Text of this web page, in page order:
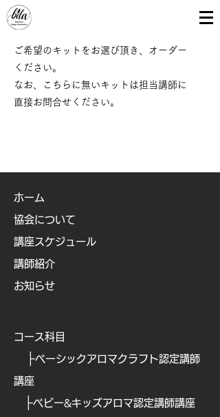
ご希望のキットをお選び頂き、オーダー
ください。
​なお、こちらに無いキットは担当講師に
直接お問合せください。
ホーム
協会について
講座スケジュール
講師紹介
お知らせ
コース科目
├ベーシックアロマクラフト認定講師
講座
├ベビー&キッズアロマ認定講師講座